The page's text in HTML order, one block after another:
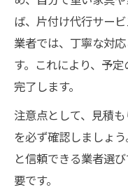
ば、片付け代行サー
業者では、丁寧な対
す。これにより、予
完了します。
注意点として、見積
を必ず確認しましょ
と信頼できる業者選
要です。